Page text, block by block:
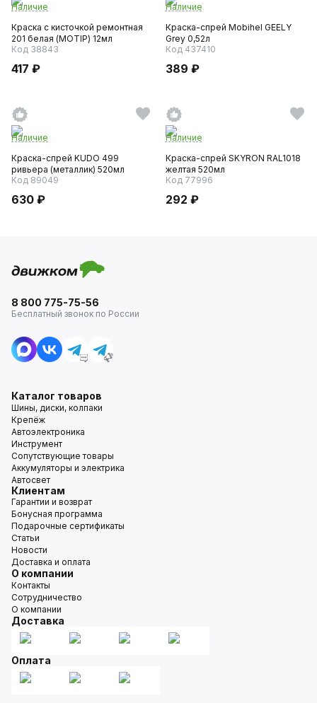
Наличие
Краска с кисточкой ремонтная
201 белая (MOTIP) 12мл
Код 38843
417 ₽
Наличие
Краска-спрей Mobihel GEELY
Grey 0,52л
Код 437410
389 ₽
Наличие
Краска-спрей KUDO 499
ривьера (металлик) 520мл
Код 89049
630 ₽
Наличие
Краска-спрей SKYRON RAL1018
желтая 520мл
Код 77996
292 ₽
8 800 775-75-56
Бесплатный звонок по России
Каталог товаров
Шины, диски, колпаки
Крепёж
Автоэлектроника
Инструмент
Сопутствующие товары
Аккумуляторы и электрика
Автосвет
Клиентам
Гарантии и возврат
Бонусная программа
Подарочные сертификаты
Статьи
Новости
Доставка и оплата
О компании
Контакты
Сотрудничество
О компании
Доставка
Оплата